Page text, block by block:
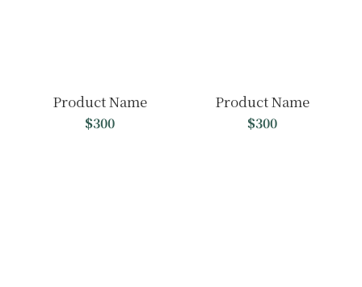
Product Name
$300
Product Name
$300